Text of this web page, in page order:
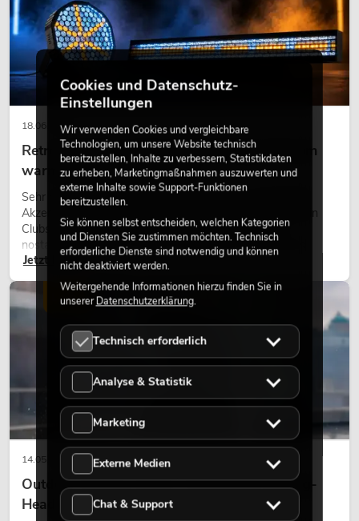
18.06.2026
Retro-Licht im modernen Lichtdesign: Warum
warmes Licht wieder wirkt
Sehr warmes Licht, sichtbare Leuchtflächen und farbige
Akzente prägen viele aktuelle Lichtdesigns auf Bühnen, in
Clubs und bei Events. Retro-Licht ist dabei kein rein
nostalgischer Effekt, sondern ein bewusst eingesetztes
Gestaltungsmittel: Es schafft Atmosphäre, gibt Szenen
Charakter und kann technische LED-Setups emotionaler
wirken lassen.
Jetzt lesen
14.05.2026
Outdoor Moving-Heads: Wetterfeste Moving-
Heads bei Events
LICHT
Cookies und Datenschutz-
Einstellungen
Wir verwenden Cookies und vergleichbare
Technologien, um unsere Website technisch
bereitzustellen, Inhalte zu verbessern, Statistikdaten
zu erheben, Marketingmaßnahmen auszuwerten und
externe Inhalte sowie Support-Funktionen
bereitzustellen.
Sie können selbst entscheiden, welchen Kategorien
und Diensten Sie zustimmen möchten. Technisch
erforderliche Dienste sind notwendig und können
nicht deaktiviert werden.
Weitergehende Informationen hierzu finden Sie in
unsererDatenschutzerklärung.
Technisch erforderlich
Analyse & Statistik
Marketing
Externe Medien
Chat & Support